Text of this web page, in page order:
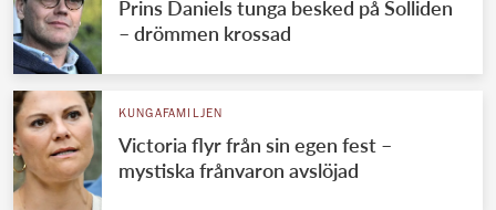
Prins Daniels tunga besked på Solliden
– drömmen krossad
KUNGAFAMILJEN
Victoria flyr från sin egen fest –
mystiska frånvaron avslöjad